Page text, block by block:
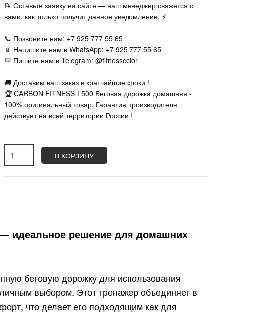
📝 Оставьте заявку на сайте — наш менеджер свяжется с
вами, как только получит данное уведомление. ⚡
📞 Позвоните нам: +7 925 777 55 65
📱 Напишите нам в WhatsApp: +7 925 777 55 65
💬 Пишите нам в Telegram: @fitnesscolor
🚚 Доставим ваш заказ в кратчайшие сроки !
🏆 CARBON FITNESS T500 Беговая дорожка домашняя -
100% оригинальный товар. Гарантия производителя
действует на всей территории России !
В КОРЗИНУ
— идеальное решение для домашних
беговую дорожку для использования
выбором. Этот тренажер объединяет в
что делает его подходящим как для